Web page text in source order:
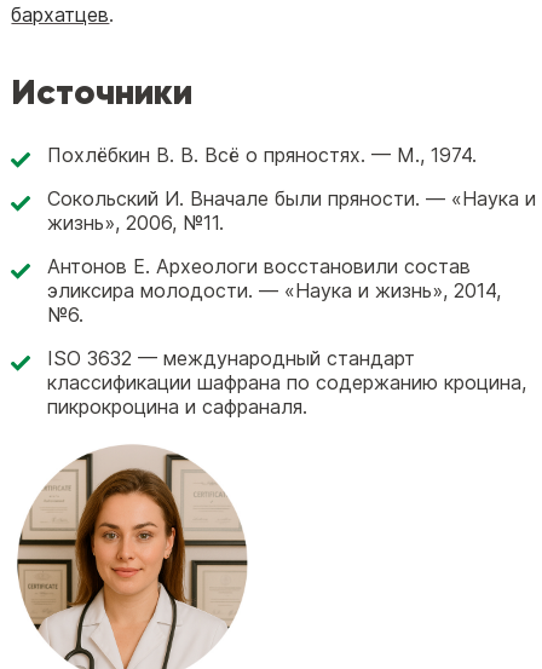
бархатцев.
Источники
Похлёбкин В. В. Всё о пряностях. — М., 1974.
Сокольский И. Вначале были пряности. — «Наука и
жизнь», 2006, №11.
Антонов Е. Археологи восстановили состав
эликсира молодости. — «Наука и жизнь», 2014,
№6.
ISO 3632 — международный стандарт
классификации шафрана по содержанию кроцина,
пикрокроцина и сафраналя.